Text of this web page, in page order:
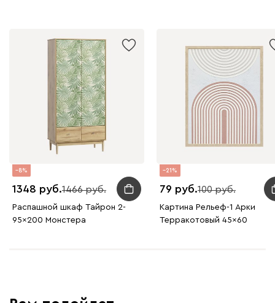
8
1348 1466
Распашной шкаф Тайрон 2-
95x200 Монстера ​
21
79 100
Картина Рельеф-1 Арки
Терракотовый 45x60